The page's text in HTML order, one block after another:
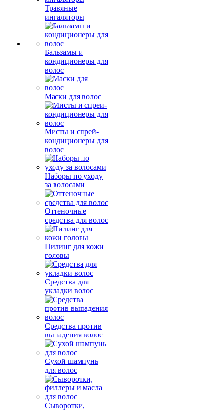
Травяные
ингаляторы
Бальзамы и
кондиционеры для
волос
Маски для волос
Мисты и спрей-
кондиционеры для
волос
Наборы по уходу
за волосами
Оттеночные
средства для волос
Пилинг для кожи
головы
Средства для
укладки волос
Средства против
выпадения волос
Сухой шампунь
для волос
Сыворотки,